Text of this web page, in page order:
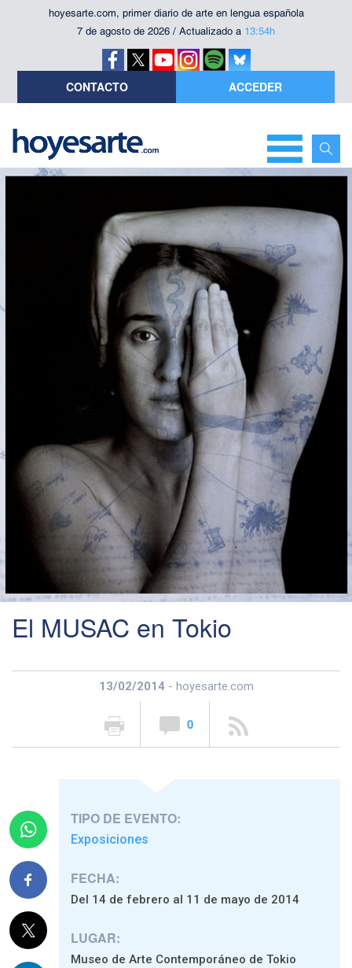
hoyesarte.com, primer diario de arte en lengua española
7 de agosto de 2026 / Actualizado a 13:54h
CONTACTO ACCEDER
El MUSAC en Tokio
13/02/2014- hoyesarte.com
0
TIPO DE EVENTO:
Exposiciones
FECHA:
Del 14 de febrero al 11 de mayo de 2014
LUGAR:
Museo de Arte Contemporáneo de Tokio